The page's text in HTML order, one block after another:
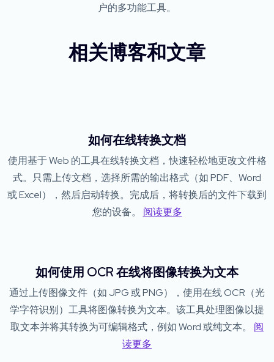
户的多功能工具。
相关博客和文章
如何在线转换文档
使用基于 Web 的工具在线转换文档，快速轻松地更改文件格
式。只需上传文档，选择所需的输出格式（如 PDF、Word
或 Excel），然后启动转换。完成后，将转换后的文件下载到
您的设备。 阅读更多
如何使用 OCR 在线将图像转换为文本
通过上传图像文件（如 JPG 或 PNG），使用在线 OCR（光
学字符识别）工具将图像转换为文本。该工具处理图像以提
取文本并将其转换为可编辑格式，例如 Word 或纯文本。 阅
读更多